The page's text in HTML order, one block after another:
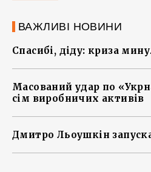
ВАЖЛИВІ НОВИНИ
Спасибі, діду: криза
Масований удар по
сім виробничих активів
Дмитро Льоушкін